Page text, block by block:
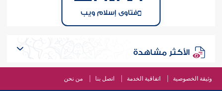
فتاوى إسلام ويب
الأكثر مشاهدة
وثيقة الخصوصية اتفاقية الخدمة اتصل بنا من نحن